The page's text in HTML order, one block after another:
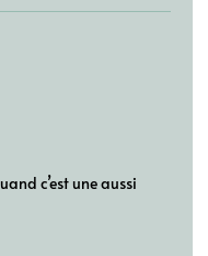
c’est une aussi